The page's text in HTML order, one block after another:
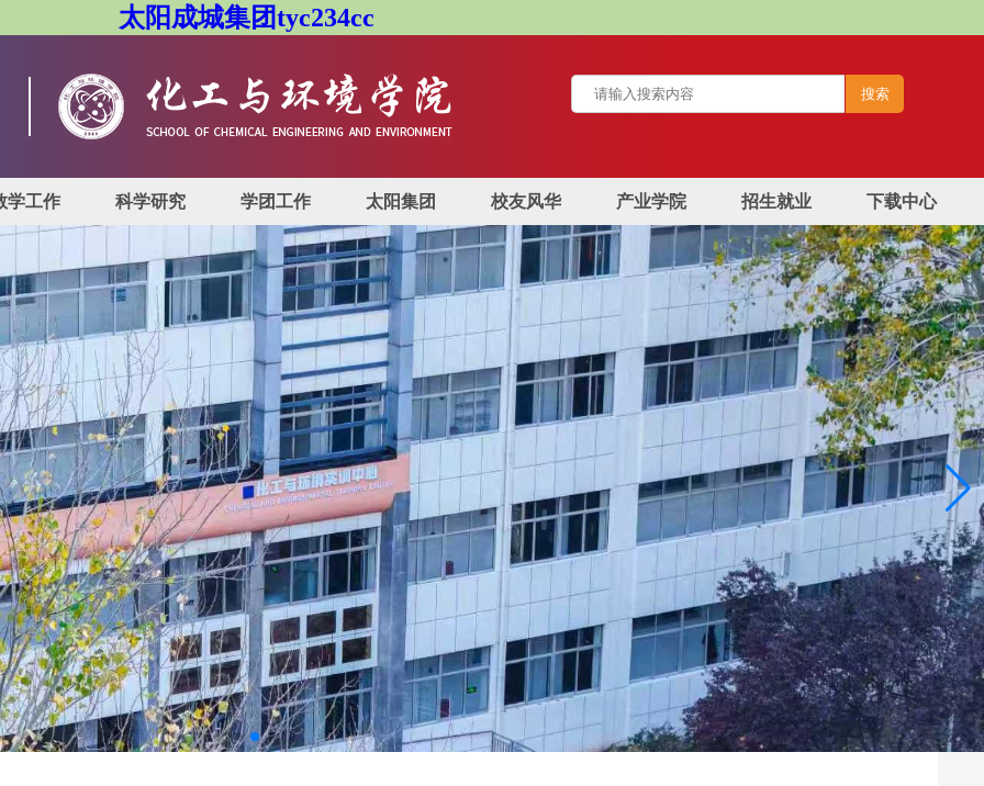
太阳成城集团tyc234cc
学工作 科学研究 学团工作 太阳集团 校友风华 产业学院 招生就业 下载中心